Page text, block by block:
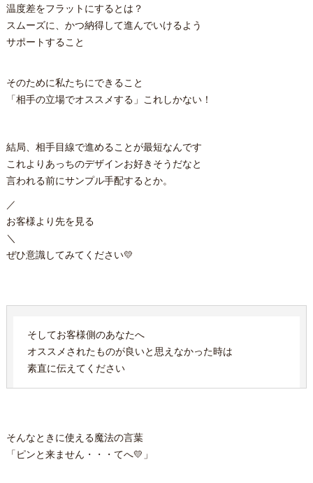
温度差をフラットにするとは？
スムーズに、かつ納得して進んでいけるよう
サポートすること
そのために私たちにできること
「相手の立場でオススメする」これしかない！
結局、相手目線で進めることが最短なんです
これよりあっちのデザインお好きそうだなと
言われる前にサンプル手配するとか。
／
お客様より先を見る
＼
ぜひ意識してみてください💛
そしてお客様側のあなたへ
オススメされたものが良いと思えなかった時は
素直に伝えてください
そんなときに使える魔法の言葉
「ピンと来ません・・・てへ💛」